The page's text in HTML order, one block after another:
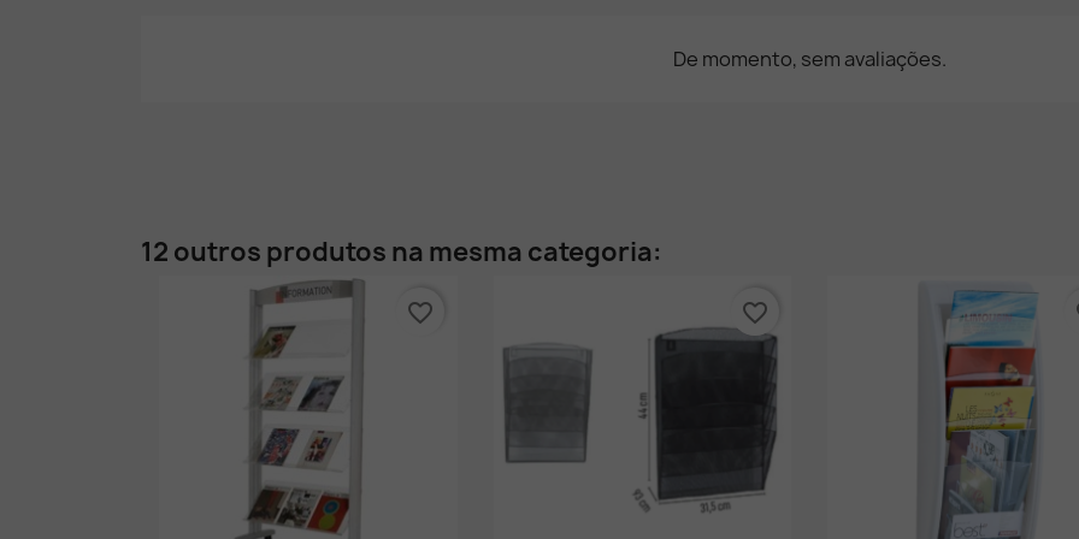
De momento, sem avaliações.
12 outros produtos na mesma categoria:
favorite_border favorite_border